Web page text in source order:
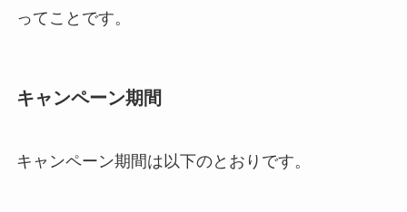
ってことです。
キャンペーン期間
キャンペーン期間は以下のとおりです。